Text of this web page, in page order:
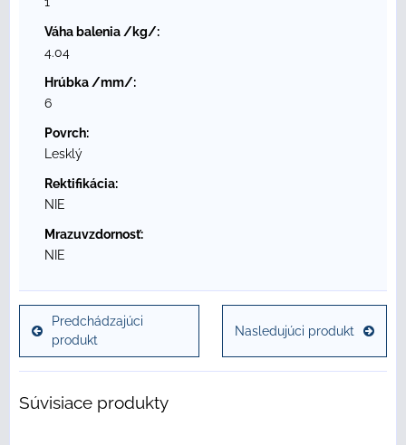
Váha balenia /kg/:
4.04
Hrúbka /mm/:
6
Povrch:
Lesklý
Rektifikácia:
NIE
Mrazuvzdornosť:
NIE
Predchádzajúci
produkt
Nasledujúci produkt
Súvisiace produkty